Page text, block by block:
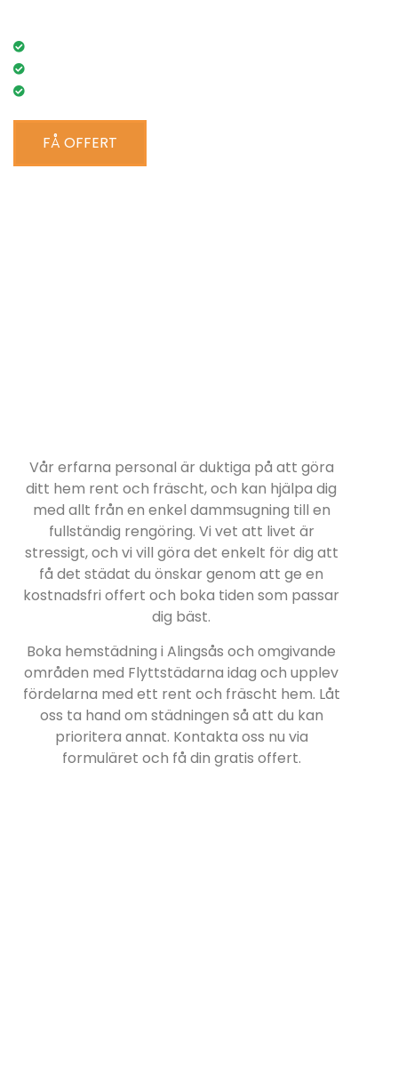
FÅ OFFERT
Vår erfarna personal är duktiga på att göra
ditt hem rent och fräscht, och kan hjälpa dig
med allt från en enkel dammsugning till en
fullständig rengöring. Vi vet att livet är
stressigt, och vi vill göra det enkelt för dig att
få det städat du önskar genom att ge en
kostnadsfri offert och boka tiden som passar
dig bäst.
Boka hemstädning i Alingsås och omgivande
områden med Flyttstädarna idag och upplev
fördelarna med ett rent och fräscht hem. Låt
oss ta hand om städningen så att du kan
prioritera annat. Kontakta oss nu via
formuläret och få din gratis offert.